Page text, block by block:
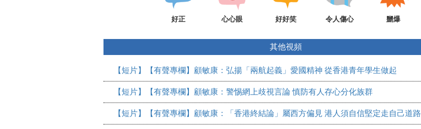
好正 心心眼 好好笑 令人傷心 嬲爆
其他視頻
【短片】【有聲專欄】顧敏康：弘揚「兩航起義」愛國精神 從香港青年學生做起
【短片】【有聲專欄】顧敏康：警惕網上歧視言論 慎防有人存心分化族群
【短片】【有聲專欄】顧敏康：「香港終結論」屬西方偏見 港人須自信堅定走自己道路